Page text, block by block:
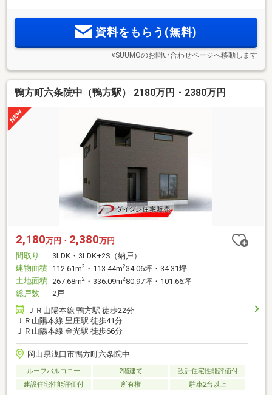
資料をもらう(無料)
※SUUMOのお問い合わせページへ移動します
鴨方町六条院中（鴨方駅） 2180万円・2380万円
2,180万円・ 2,380万円
間取り
3LDK・3LDK+2S（納戸）
建物面積 112.61m2 ・113.44m234.06坪・34.31坪
土地面積 267.68m2 ・336.09m280.97坪・101.66坪
総戸数
2戸
ＪＲ山陽本線 鴨方駅 徒歩22分
ＪＲ山陽本線 里庄駅 徒歩41分
ＪＲ山陽本線 金光駅 徒歩66分
岡山県浅口市鴨方町六条院中
ルーフバルコニー 2階建て
設計住宅性能評価付
建設住宅性能評価付
所有権 駐車2台以上